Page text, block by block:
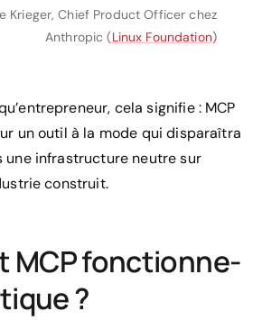
Krieger, Chief Product Officer chez
Anthropic (Linux Foundation)
cela signifie : MCP
un outil à la mode qui disparaîtra
une infrastructure neutre sur
construit.
MCP fonctionne-
?